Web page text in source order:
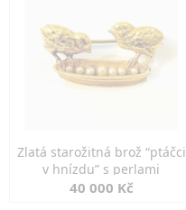
Zlatá starožitná brož “ptáčci
v hnízdu” s perlami
40 000 Kč